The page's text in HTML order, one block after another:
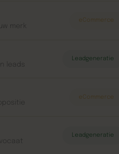
merk
eCommerce
leads
Leadgeneratie
eCommerce
Leadgeneratie